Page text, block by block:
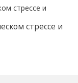
стрессе и